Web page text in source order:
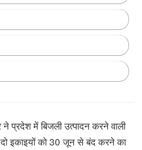
प्रदेश में बिजली उत्पादन करने वाली
दो इकाइयों को 30 जून से बंद करने का